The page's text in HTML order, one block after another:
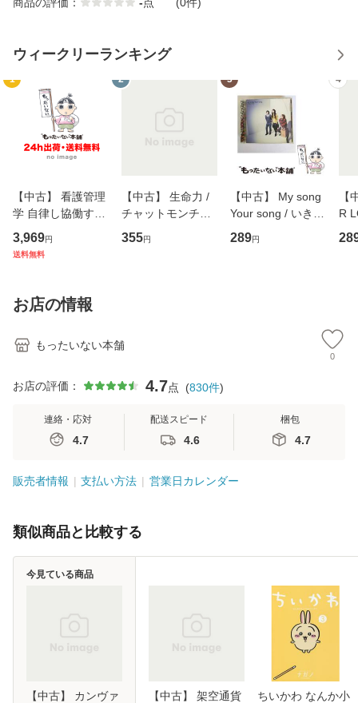
ウィークリーランキング
1
【中古】 看護管理
学 自律し協働する
専門職の看護マネ
ジメントスキル 改
恵 藤本幸三 / 南江
堂 [単行
3,969円
送料無料
2
【中古】 生命力 /
チャットモンチー /
キューンレコード
[CD]【メール便送
355円
3
【中古】 My song
Your song / いきも
のがかり / [CD]
【メール便送料無
289円
4
【
R
産
お店の情報
もったいない本舗
0
お店の評価： 4.7点 (830件)
連絡・応対
4.7
配送スピード
4.6
梱包
4.7
販売者情報 支払い方法 営業日カレンダー
類似商品と比較する
【中古】 カンヴァ
今見ている商品
【中古】 架空通貨
ちいかわ なんか小